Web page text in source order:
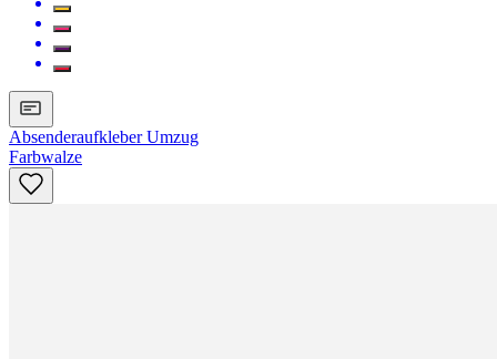
Absenderaufkleber Umzug
Farbwalze